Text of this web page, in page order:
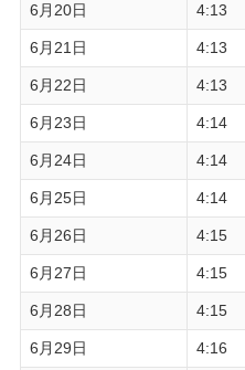
6月20日 4:13
6月21日 4:13
6月22日 4:13
6月23日 4:14
6月24日 4:14
6月25日 4:14
6月26日 4:15
6月27日 4:15
6月28日 4:15
6月29日 4:16